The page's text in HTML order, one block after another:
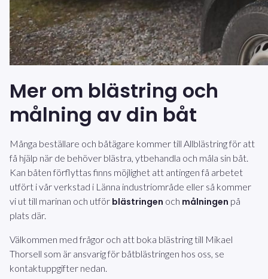
Mer om blästring och
målning av din båt
Många beställare och båtägare kommer till Allblästring för att
få hjälp när de behöver blästra, ytbehandla och måla sin båt.
Kan båten förflyttas finns möjlighet att antingen få arbetet
utfört i vår verkstad i Länna industriområde eller så kommer
vi ut till marinan och utför blästringen och målningen på
plats där.
Välkommen med frågor och att boka blästring till Mikael
Thorsell som är ansvarig för båtblästringen hos oss, se
kontaktuppgifter nedan.